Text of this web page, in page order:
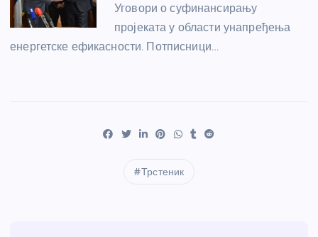
Уговори о суфинансирању
пројеката у области унапређења
енергетске ефикасности. Потписници…
Трстеник